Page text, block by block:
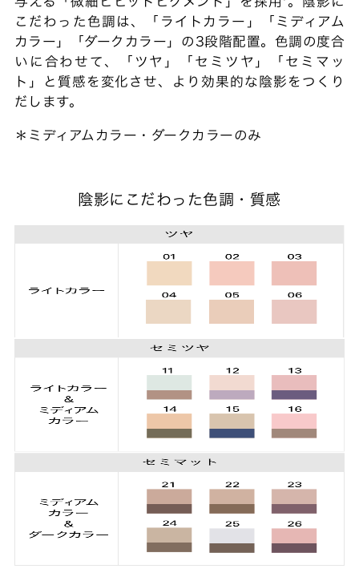
こだわった色調は、「ライトカラー」「ミディアム
カラー」「ダークカラー」の3段階配置。色調の度合
いに合わせて、「ツヤ」「セミツヤ」「セミマッ
ト」と質感を変化させ、より効果的な陰影をつくり
だします。
＊ミディアムカラー・ダークカラーのみ
陰影にこだわった色調・質感